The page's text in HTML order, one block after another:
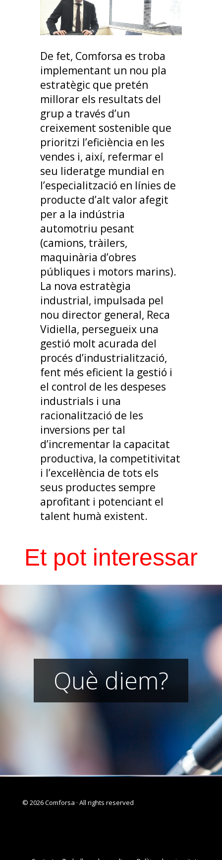
De fet, Comforsa es troba
implementant un nou pla
estratègic que pretén
millorar els resultats del
grup a través d’un
creixement sostenible que
prioritzi l’eficiència en les
vendes i, així, refermar el
seu lideratge mundial en
l’especialització en línies de
producte d’alt valor afegit
per a la indústria
automotriu pesant
(camions, tràilers,
maquinària d’obres
públiques i motors marins).
La nova estratègia
industrial, impulsada pel
nou director general, Reca
Vidiella, persegueix una
gestió molt acurada del
procés d’industrialització,
fent més eficient la gestió i
el control de les despeses
industrials i una
racionalització de les
inversions per tal
d’incrementar la capacitat
productiva, la competitivitat
i l’excel·lència de tots els
seus productes sempre
aprofitant i potenciant el
talent humà existent.
Et pot interessar
Què diem?
© 2026 Comforsa · All rights reserved